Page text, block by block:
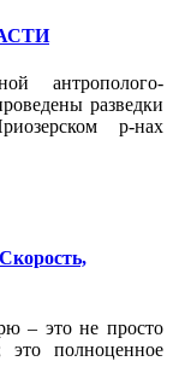
антрополого-
разведки
р-нах
– это не просто
полноценное